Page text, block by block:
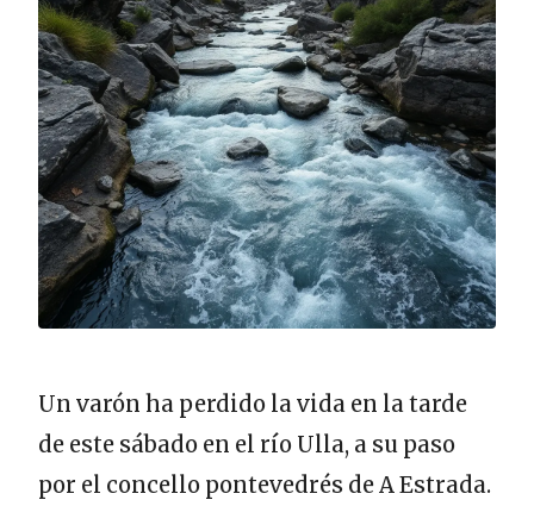
Un varón ha perdido la vida en la tarde
de este sábado en el río Ulla, a su paso
por el concello pontevedrés de A Estrada.